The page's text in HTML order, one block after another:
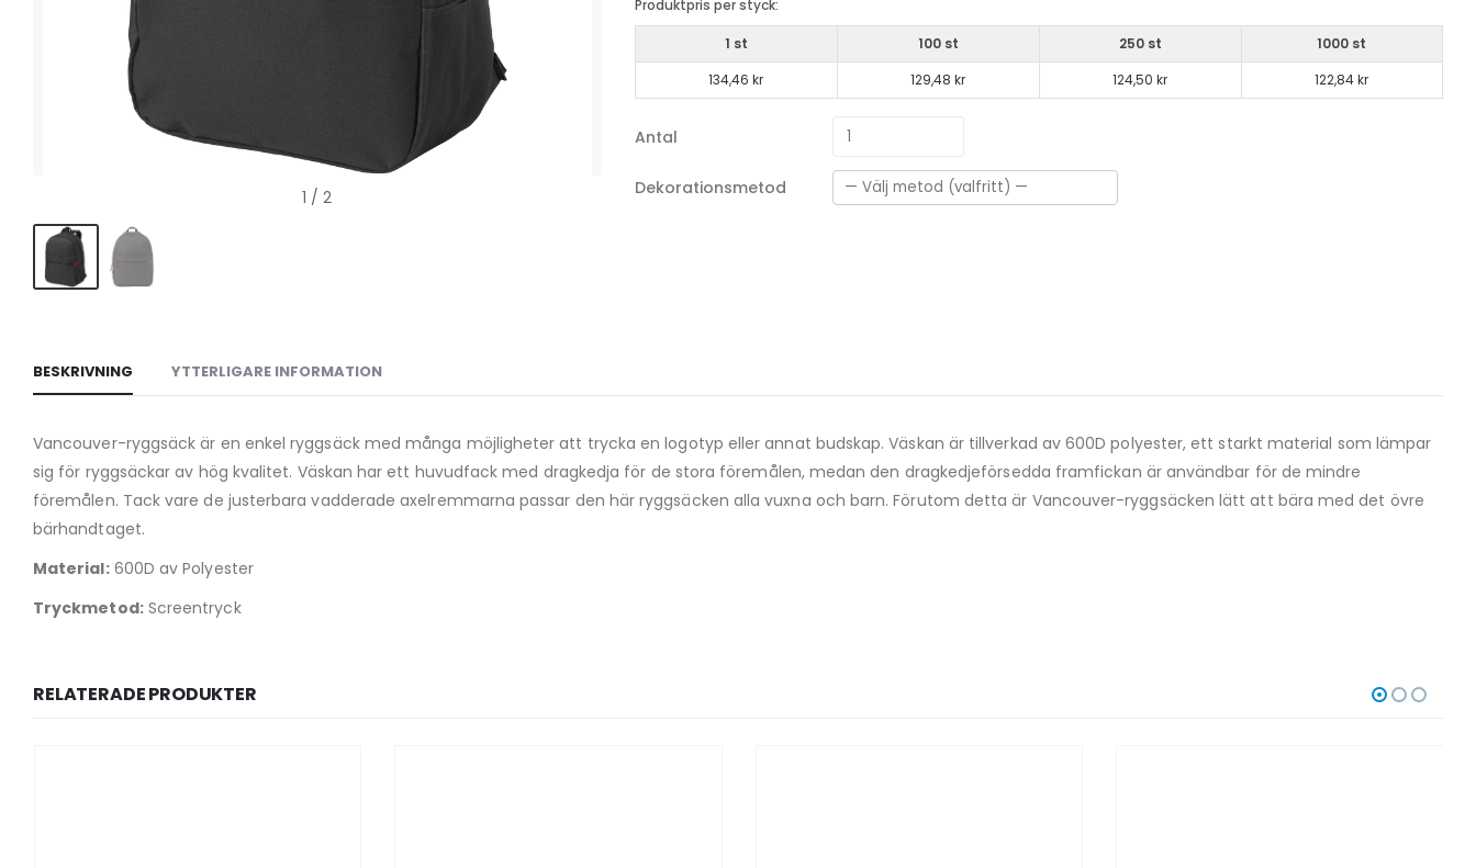
1 / 2
Produktpris per styck:
1 st 100 st 250 st 1000 st
134,46 kr 129,48 kr 124,50 kr 122,84 kr
Antal
Dekorationsmetod
BESKRIVNING YTTERLIGARE INFORMATION
Vancouver-ryggsäck är en enkel ryggsäck med många möjligheter att trycka en logotyp eller annat budskap. Väskan är tillverkad av 600D polyester, ett starkt material som lämpar
sig för ryggsäckar av hög kvalitet. Väskan har ett huvudfack med dragkedja för de stora föremålen, medan den dragkedjeförsedda framfickan är användbar för de mindre
föremålen. Tack vare de justerbara vadderade axelremmarna passar den här ryggsäcken alla vuxna och barn. Förutom detta är Vancouver-ryggsäcken lätt att bära med det övre
bärhandtaget.
Material:600D av Polyester
Tryckmetod:Screentryck
RELATERADE PRODUKTER